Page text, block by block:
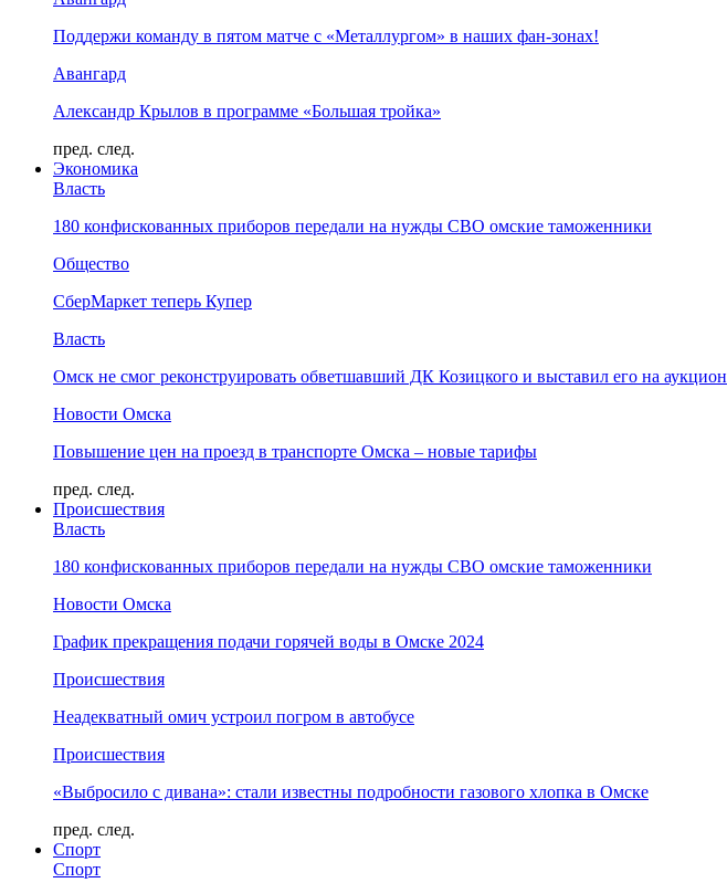
Поддержи команду в пятом матче с «Металлургом» в наших фан-зонах!
Авангард
Александр Крылов в программе «Большая тройка»
пред. след.
Экономика
Власть
180 конфискованных приборов передали на нужды СВО омские таможенники
Общество
СберМаркет теперь Купер
Власть
Омск не смог реконструировать обветшавший ДК Козицкого и выставил его на аукцион
Новости Омска
Повышение цен на проезд в транспорте Омска – новые тарифы
пред. след.
Происшествия
Власть
180 конфискованных приборов передали на нужды СВО омские таможенники
Новости Омска
График прекращения подачи горячей воды в Омске 2024
Происшествия
Неадекватный омич устроил погром в автобусе
Происшествия
«Выбросило с дивана»: стали известны подробности газового хлопка в Омске
пред. след.
Спорт
Спорт